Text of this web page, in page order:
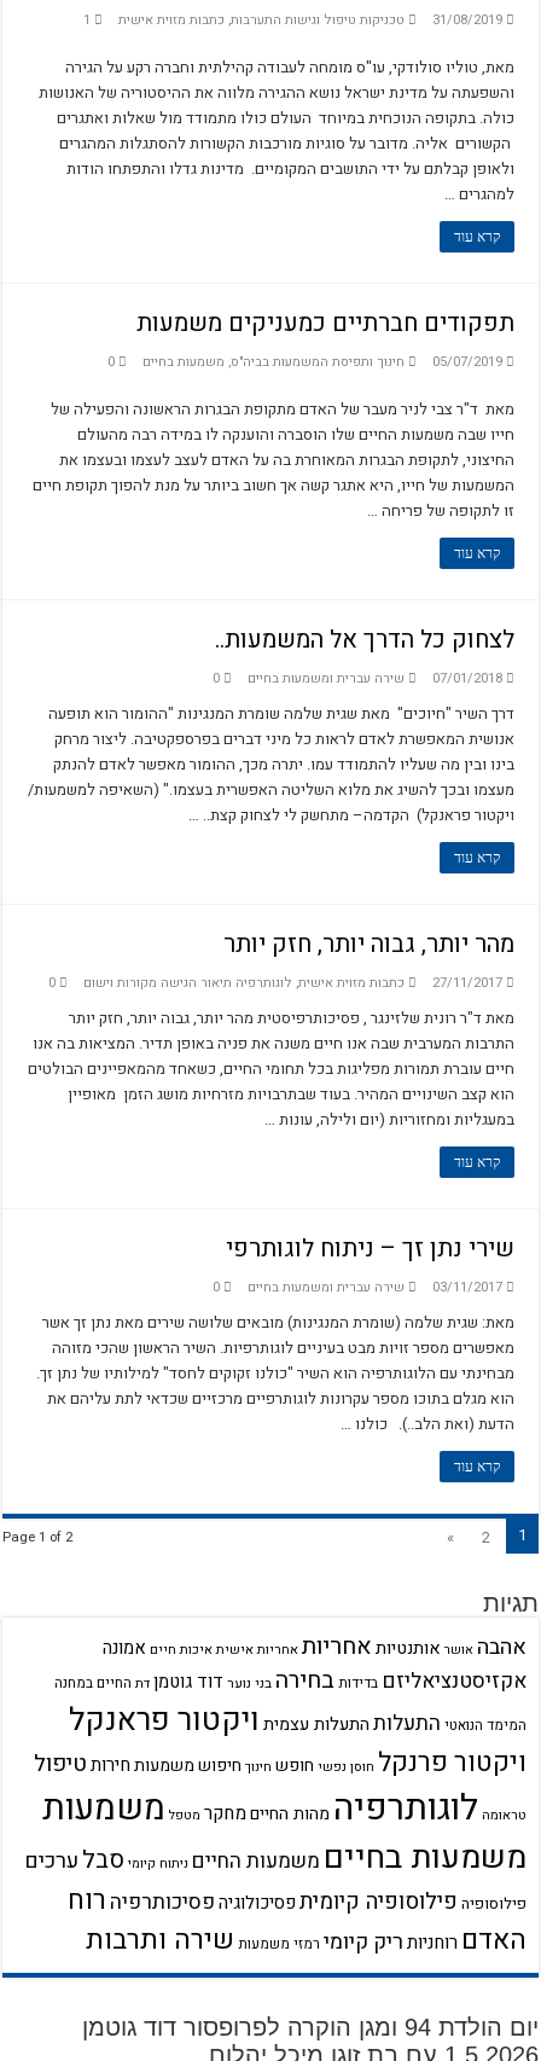
31/08/2019 טכניקות טיפול וגישות התערבות, כתבות מזוית אישית 1
מאת, טוליו סולודקי, עו"ס מומחה לעבודה קהילתית וחברה רקע על הגירה
והשפעתה על מדינת ישראל נושא ההגירה מלווה את ההיסטוריה של האנושות
כולה. בתקופה הנוכחית במיוחד העולם כולו מתמודד מול שאלות ואתגרים
הקשורים אליה. מדובר על סוגיות מורכבות הקשורות להסתגלות המהגרים
ולאופן קבלתם על ידי התושבים המקומיים. מדינות גדלו והתפתחו הודות
למהגרים …
קרא עוד
תפקודים חברתיים כמעניקים משמעות
05/07/2019 חינוך ותפיסת המשמעות בביה"ס, משמעות בחיים 0
מאת ד"ר צבי לניר מעבר של האדם מתקופת הבגרות הראשונה והפעילה של
חייו שבה משמעות החיים שלו הוסברה והוענקה לו במידה רבה מהעולם
החיצוני, לתקופת הבגרות המאוחרת בה על האדם לעצב לעצמו ובעצמו את
המשמעות של חייו, היא אתגר קשה אך חשוב ביותר על מנת להפוך תקופת חיים
זו לתקופה של פריחה …
קרא עוד
לצחוק כל הדרך אל המשמעות..
07/01/2018 שירה עברית ומשמעות בחיים 0
דרך השיר "חיוכים" מאת שגית שלמה שומרת המנגינות "ההומור הוא תופעה
אנושית המאפשרת לאדם לראות כל מיני דברים בפרספקטיבה. ליצור מרחק
בינו ובין מה שעליו להתמודד עמו. יתרה מכך, ההומור מאפשר לאדם להנתק
מעצמו ובכך להשיג את מלוא השליטה האפשרית בעצמו." (השאיפה למשמעות/
ויקטור פראנקל) הקדמה– מתחשק לי לצחוק קצת.. …
קרא עוד
מהר יותר, גבוה יותר, חזק יותר
27/11/2017 כתבות מזוית אישית, לוגותרפיה תיאור הגישה מקורות וישום 0
מאת ד"ר רונית שלזינגר , פסיכותרפיסטית מהר יותר, גבוה יותר, חזק יותר
התרבות המערבית שבה אנו חיים משנה את פניה באופן תדיר. המציאות בה אנו
חיים עוברת תמורות מפליגות בכל תחומי החיים, כשאחד מהמאפיינים הבולטים
הוא קצב השינויים המהיר. בעוד שבתרבויות מזרחיות מושג הזמן מאופיין
במעגליות ומחזוריות (יום ולילה, עונות …
קרא עוד
שירי נתן זך – ניתוח לוגותרפי
03/11/2017 שירה עברית ומשמעות בחיים 0
מאת: שגית שלמה (שומרת המנגינות) מובאים שלושה שירים מאת נתן זך אשר
מאפשרים מספר זויות מבט בעיניים לוגותרפיות. השיר הראשון שהכי מזוהה
מבחינתי עם הלוגותרפיה הוא השיר "כולנו זקוקים לחסד" למילותיו של נתן זך.
הוא מגלם בתוכו מספר עקרונות לוגותרפיים מרכזיים שכדאי לתת עליהם את
הדעת (ואת הלב..). כולנו …
קרא עוד
Page 1 of 2 1
2
»
תגיות
אהבה אושר אותנטיותאחריותאחריות אישיתאיכות חיים אמונה
אקזיסטנציאליזם בדידותבחירה בני נוער דוד גוטמן דת החיים במחנה
המימד הנואטי התעלותהתעלות עצמית ויקטור פראנקל
ויקטור פרנקל חוסן נפשי חופש חינוך חיפוש משמעותחירותטיפול
טראומה לוגותרפיה מהות החייםמחקר מטפל משמעות
משמעות בחיים משמעות החיים ניתוח קיומי סבלערכים
פילוסופיה פילוסופיה קיומיתפסיכולוגיהפסיכותרפיה רוח
האדם רוחניותריק קיומי רמזי משמעות שירה ותרבות
יום הולדת 94 ומגן הוקרה לפרופסור דוד גוטמן
1.5.2026 עם בת זוגו מיכל יהלום